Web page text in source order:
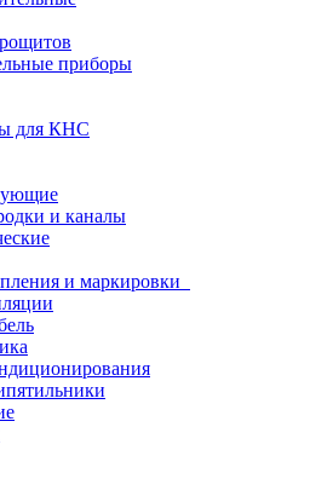
приборы
для КНС
и каналы
и маркировки